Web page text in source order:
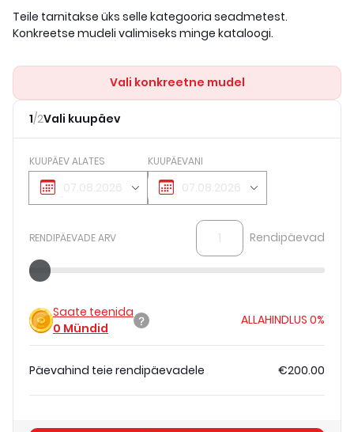
Teile tarnitakse üks selle kategooria seadmetest.
Konkreetse mudeli valimiseks minge kataloogi.
Vali konkreetne mudel
1/2Vali kuupäev
KUUPÄEV ALATES KUUPÄEVANI
RENDIPÄEVADE ARV Rendipäevad
Saate teenida
0 Mündid
ALLAHINDLUS 0%
Päevahind teie rendipäevadele €200.00